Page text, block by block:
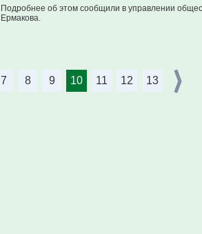
Подробнее об этом сообщили в управлении
Ермакова.
7 8 9 10 11 12 13